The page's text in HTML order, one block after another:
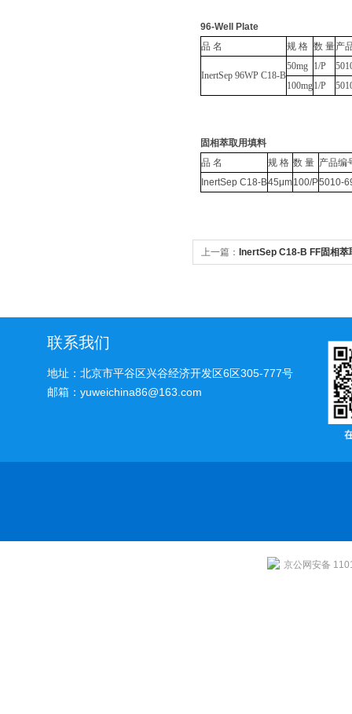
96-Well Plate
品 名
规 格 数 量产
InertSep 96WP C18-B
50mg 1/P
100mg1/P
固相萃取用填料
品 名
规 格 数 量 产品编
InertSep C18-B45μm100/P5010-
上一篇： InertSep C18-B FF固相萃
联系我们
地址：北京市平谷区兴谷经济开发区6区305-777号
邮箱：yuweichina86@163.com
京公网安备